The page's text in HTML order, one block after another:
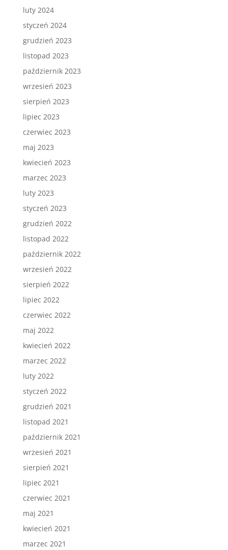
luty 2024
styczeń 2024
grudzień 2023
listopad 2023
październik 2023
wrzesień 2023
sierpień 2023
lipiec 2023
czerwiec 2023
maj 2023
kwiecień 2023
marzec 2023
luty 2023
styczeń 2023
grudzień 2022
listopad 2022
październik 2022
wrzesień 2022
sierpień 2022
lipiec 2022
czerwiec 2022
maj 2022
kwiecień 2022
marzec 2022
luty 2022
styczeń 2022
grudzień 2021
listopad 2021
październik 2021
wrzesień 2021
sierpień 2021
lipiec 2021
czerwiec 2021
maj 2021
kwiecień 2021
marzec 2021